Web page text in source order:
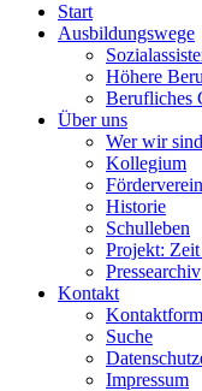
Start
Ausbildungswege
Höhere
Berufliches
Über uns
Wer wir sind
Kollegium
Förderverein
Historie
Schulleben
Projekt:
Pressearchiv
Kontakt
Suche
Impressum